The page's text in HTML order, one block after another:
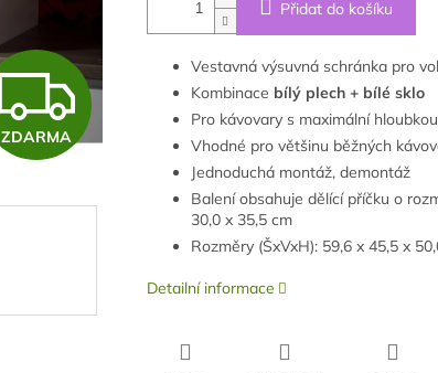
Z
D
R
ZDARMA
Přidat do košíku
Vestavná výsuvná schránka pro
Kombinace bílý plech + bílé sklo
Pro kávovary s maximální
Vhodné pro většinu běžných
Jednoduchá montáž, demontáž
Balení obsahuje dělící příčku o
30,0 x 35,5 cm
Rozměry (ŠxVxH): 59,6 x 45,5 x
Detailní informace